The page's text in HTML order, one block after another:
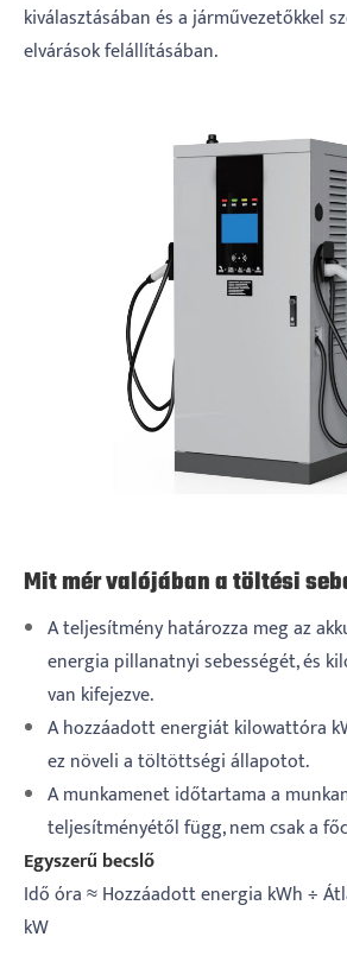
kiválasztásában és a járművezetőkkel
elvárások felállításában.
Mit mér valójában a töltési
A teljesítmény határozza meg az
energia pillanatnyi sebességét, és
van kifejezve.
A hozzáadott energiát kilowattóra
ez növeli a töltöttségi állapotot.
A munkamenet időtartama a
teljesítményétől függ, nem csak a
Egyszerű becslő
Idő óra ≈ Hozzáadott energia kWh ÷
kW